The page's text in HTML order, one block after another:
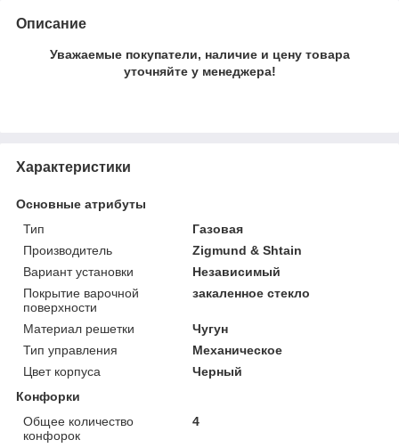
Описание
Уважаемые покупатели, наличие и цену товара
уточняйте у менеджера!
Характеристики
Основные атрибуты
Тип
Газовая
Производитель
Zigmund & Shtain
Вариант установки
Независимый
Покрытие варочной
поверхности
закаленное стекло
Материал решетки
Чугун
Тип управления
Механическое
Цвет корпуса
Черный
Конфорки
Общее количество
конфорок
4